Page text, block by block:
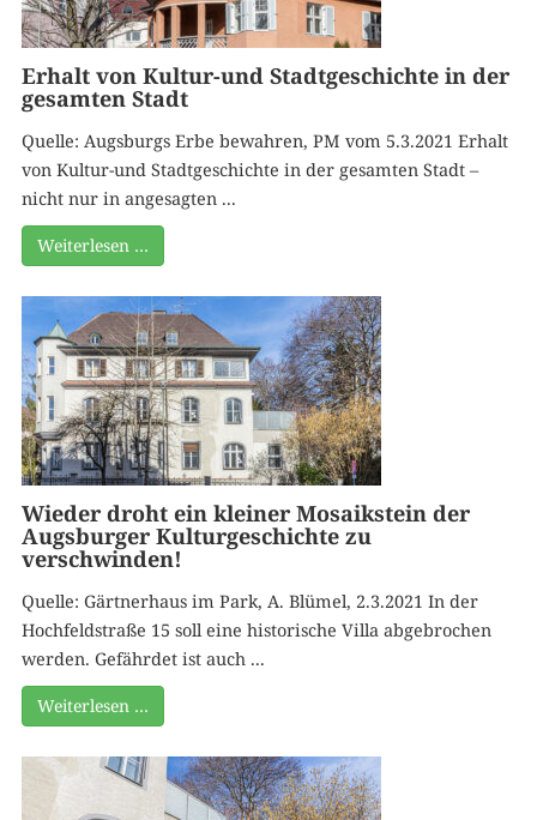
Erhalt von Kultur-und Stadtgeschichte in der
gesamten Stadt
Quelle: Augsburgs Erbe bewahren, PM vom 5.3.2021 Erhalt
von Kultur-und Stadtgeschichte in der gesamten Stadt –
nicht nur in angesagten ...
Weiterlesen …
Wieder droht ein kleiner Mosaikstein der
Augsburger Kulturgeschichte zu
verschwinden!
Quelle: Gärtnerhaus im Park, A. Blümel, 2.3.2021 In der
Hochfeldstraße 15 soll eine historische Villa abgebrochen
werden. Gefährdet ist auch ...
Weiterlesen …